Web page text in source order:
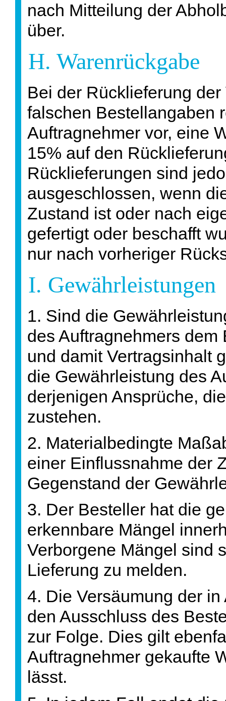
nach Mitteilung der
über.
H. Warenrückgabe
Bei der Rücklieferung
falschen Bestellangaben
Auftragnehmer vor, eine
15% auf den
Rücklieferungen sind
ausgeschlossen, wenn
Zustand ist oder nach
gefertigt oder beschafft
nur nach vorheriger
I. Gewährleistungen
1. Sind die
des Auftragnehmers
und damit Vertragsinhalt
die Gewährleistung des
derjenigen Ansprüche,
zustehen.
2. Materialbedingte
einer Einflussnahme der
Gegenstand der
3. Der Besteller hat die
erkennbare Mängel
Verborgene Mängel sind
Lieferung zu melden.
4. Die Versäumung der
den Ausschluss des
zur Folge. Dies gilt
Auftragnehmer gekaufte
lässt.